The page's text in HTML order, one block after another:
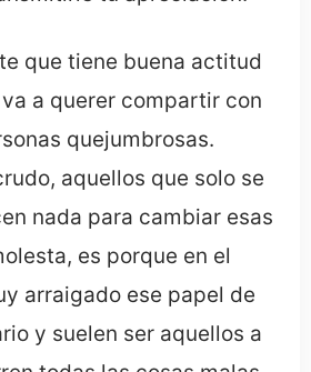
que tiene buena actitud
a querer compartir con
quejumbrosas.
aquellos que solo se
nada para cambiar esas
es porque en el
arraigado ese papel de
y suelen ser aquellos a